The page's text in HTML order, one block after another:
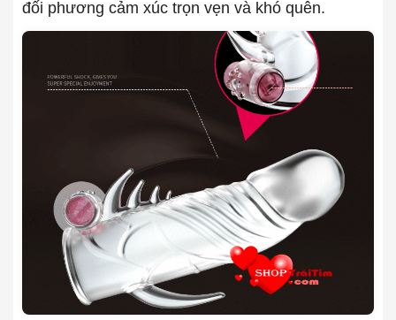
đối phương cảm xúc trọn vẹn và khó quên.